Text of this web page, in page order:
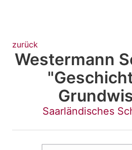
zurück
Westermann
Saarländisches